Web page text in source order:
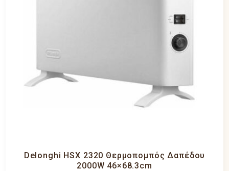
Delonghi HSX 2320 Θερμοπομπός Δαπέδου
2000W 46×68.3cm